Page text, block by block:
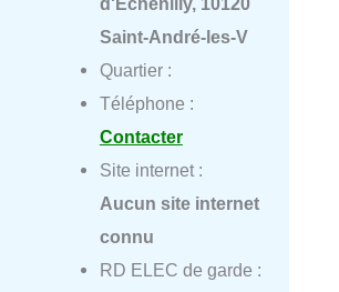
Saint-André-les-V
Quartier :
Téléphone :
Contacter
Site internet :
Aucun site internet
connu
RD ELEC de garde :